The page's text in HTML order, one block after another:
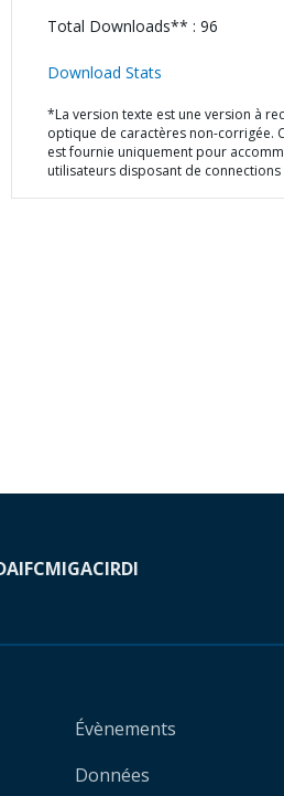
Total Downloads** : 96
Download Stats
*La version texte est une version à
optique de caractères non-corrigée.
est fournie uniquement pour
utilisateurs disposant de connections
IFCMIGACIRDI
Évènements
Données